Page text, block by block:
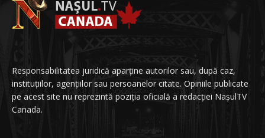
Responsabilitatea juridică aparține autorilor sau, după caz,
instituțiilor, agențiilor sau persoanelor citate. Opiniile publicate
pe acest site nu reprezintă poziția oficială a redacției NașulTV
Canada.